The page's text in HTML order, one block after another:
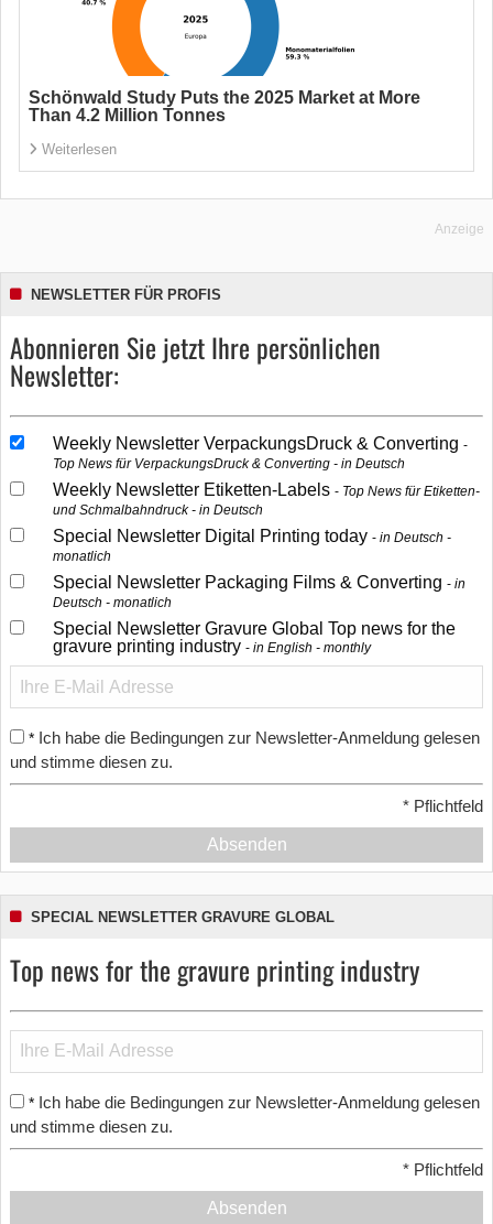
Schönwald Study Puts the 2025 Market at More
Than 4.2 Million Tonnes
Weiterlesen
Anzeige
NEWSLETTER FÜR PROFIS
Abonnieren Sie jetzt Ihre persönlichen
Newsletter:
Weekly Newsletter VerpackungsDruck & Converting
Top News für VerpackungsDruck & Converting - in Deutsch
Weekly Newsletter Etiketten-Labels
Top News für Etiketten-
und Schmalbahndruck - in Deutsch
Special Newsletter Digital Printing today
in Deutsch -
monatlich
Special Newsletter Packaging Films & Converting
in
Deutsch - monatlich
Special Newsletter Gravure Global Top news for the
gravure printing industry
in English - monthly
* Ich habe die Bedingungen zur Newsletter-Anmeldung gelesen
und stimme diesen zu.
* Pflichtfeld
Absenden
SPECIAL NEWSLETTER GRAVURE GLOBAL
Top news for the gravure printing industry
* Ich habe die Bedingungen zur Newsletter-Anmeldung gelesen
und stimme diesen zu.
* Pflichtfeld
Absenden